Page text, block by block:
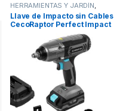
HERRAMIENTAS Y JARDÍN
HOGAR
,
STORE CECOTEC -
DISTRIBUIDOR OFICIAL
,
TODOS
Llave de Impacto sin Cables
CecoRaptor Perfect Impact
2020 Ultra CECOTEC